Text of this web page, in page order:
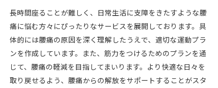
長時間座ることが難しく、日常生活に支障をきたすような腰
痛に悩む方々にぴったりなサービスを展開しております。具
体的には腰痛の原因を深く理解したうえで、適切な運動プラ
ンを作成しています。また、筋力をつけるためのプランを通
じて、腰痛の軽減を目指してまいります。より快適な日々を
取り戻せるよう、腰痛からの解放をサポートすることがスタ